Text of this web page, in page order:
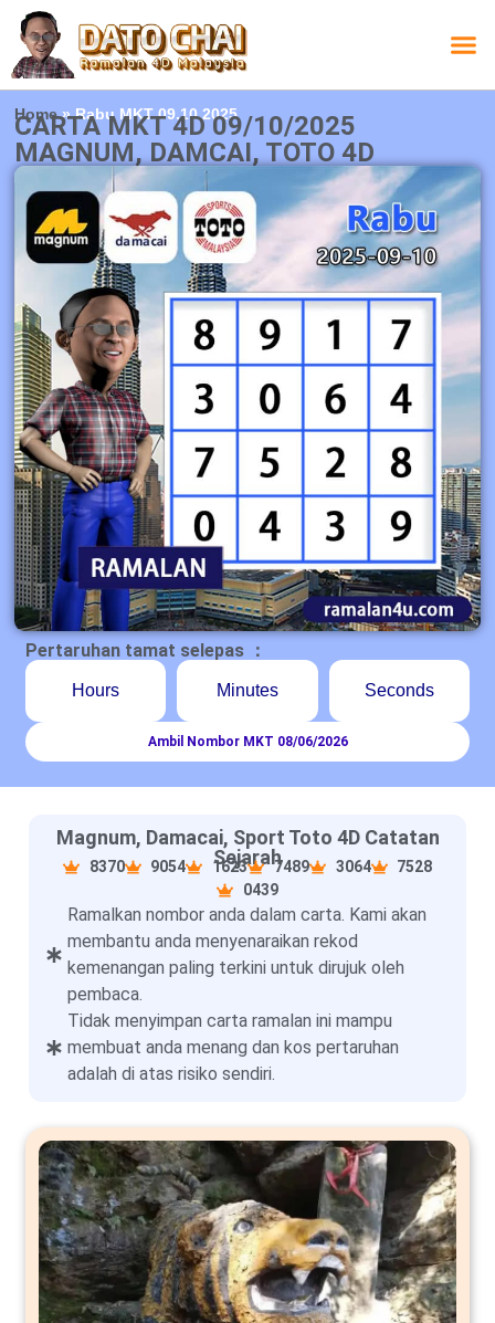
Home»Rabu MKT 09.10.2025
CARTA MKT 4D 09/10/2025
MAGNUM, DAMCAI, TOTO 4D
Pertaruhan tamat selepas ：
Hours Minutes Seconds
Ambil Nombor MKT 08/06/2026
Magnum, Damacai, Sport Toto 4D Catatan
Sejarah
8370 9054 1623 7489 3064
7528
0439
Ramalkan nombor anda dalam carta. Kami akan
membantu anda menyenaraikan rekod
kemenangan paling terkini untuk dirujuk oleh
pembaca.
Tidak menyimpan carta ramalan ini mampu
membuat anda menang dan kos pertaruhan
adalah di atas risiko sendiri.